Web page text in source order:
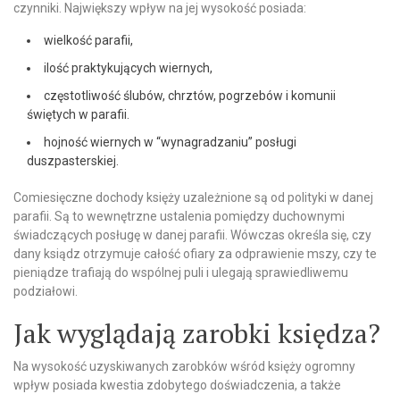
czynniki. Największy wpływ na jej wysokość posiada:
wielkość parafii,
ilość praktykujących wiernych,
częstotliwość ślubów, chrztów, pogrzebów i komunii
świętych w parafii.
hojność wiernych w “wynagradzaniu” posługi
duszpasterskiej.
Comiesięczne dochody księży uzależnione są od polityki w danej
parafii. Są to wewnętrzne ustalenia pomiędzy duchownymi
świadczących posługę w danej parafii. Wówczas określa się, czy
dany ksiądz otrzymuje całość ofiary za odprawienie mszy, czy te
pieniądze trafiają do wspólnej puli i ulegają sprawiedliwemu
podziałowi.
Jak wyglądają zarobki księdza?
Na wysokość uzyskiwanych zarobków wśród księży ogromny
wpływ posiada kwestia zdobytego doświadczenia, a także